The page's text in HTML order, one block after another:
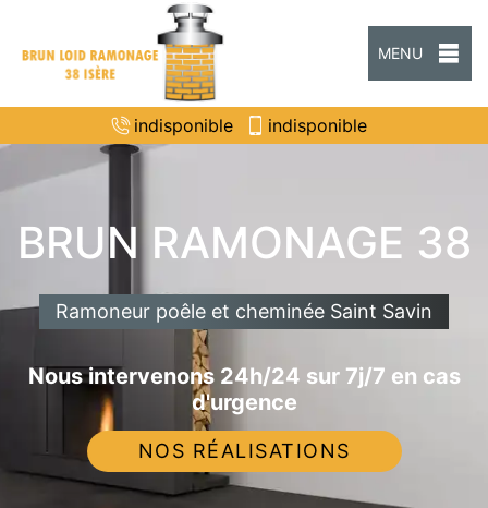
MENU
indisponible indisponible
BRUN RAMONAGE 38
Ramoneur poêle et cheminée Saint Savin
Nous intervenons 24h/24 sur 7j/7 en cas
d'urgence
NOS RÉALISATIONS